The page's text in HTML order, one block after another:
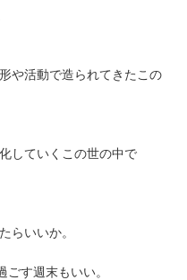
や活動で造られてきたこの
していくこの世の中で
らいいか。
す週末もいい。